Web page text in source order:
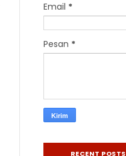
Email *
Pesan *
RECENT POSTS